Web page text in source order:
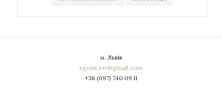
м. Львів
egoist.lviv@gmail.com
+38 (097) 740 09 11